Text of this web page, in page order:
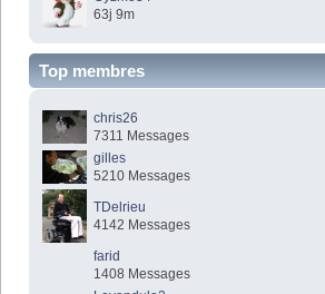
63j 9m
Top membres
chris26
7311 Messages
gilles
5210 Messages
TDelrieu
4142 Messages
farid
1408 Messages